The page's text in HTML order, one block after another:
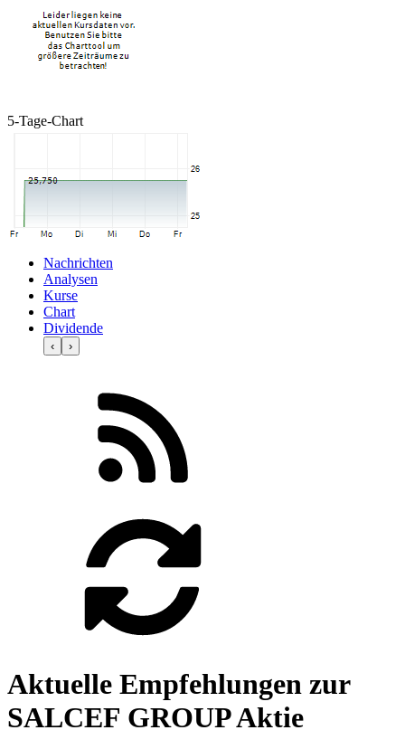
5-Tage-Chart
Nachrichten
Analysen
Kurse
Chart
Dividende
‹ ›
Aktuelle Empfehlungen zur
SALCEF GROUP Aktie